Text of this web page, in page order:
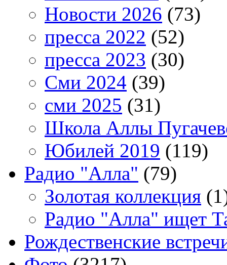
Новости 2026 (73)
пресса 2022 (52)
пресса 2023 (30)
Сми 2024 (39)
сми 2025 (31)
Школа Аллы
Юбилей 2019 (119)
Радио "Алла" (79)
Золотая коллекция
Радио "Алла" ищет
Рождественские